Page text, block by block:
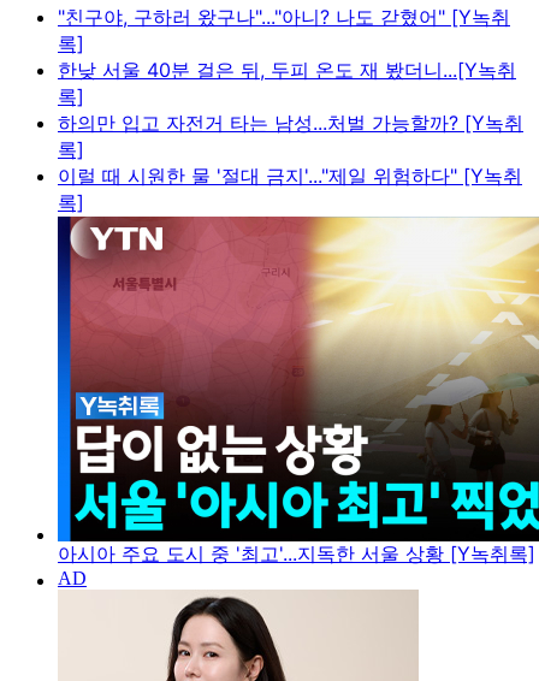
"친구야, 구하러 왔구나"..."아니? 나도 갇혔어" [Y녹취
록]
한낮 서울 40분 걸은 뒤, 두피 온도 재 봤더니...[Y녹취
록]
하의만 입고 자전거 타는 남성...처벌 가능할까? [Y녹취
록]
이럴 때 시원한 물 '절대 금지'..."제일 위험하다" [Y녹취
록]
아시아 주요 도시 중 '최고'...지독한 서울 상황 [Y녹취록]